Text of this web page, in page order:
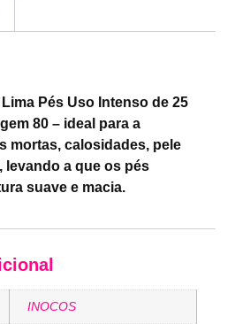
Pés Uso Intenso de 25
80 – ideal para a
mortas, calosidades, pele
levando a que os pés
suave e macia.
INOCOS